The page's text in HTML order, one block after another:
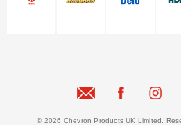
© 2026 Chevron Products UK Limited.